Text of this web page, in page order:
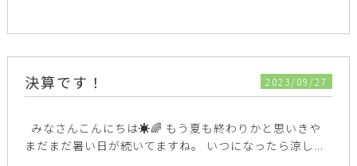
決算です！ 2023/09/27
みなさんこんにちは☀️🌈 もう夏も終わりかと思いきや
まだまだ暑い日が続いてますね。 いつになったら涼し...